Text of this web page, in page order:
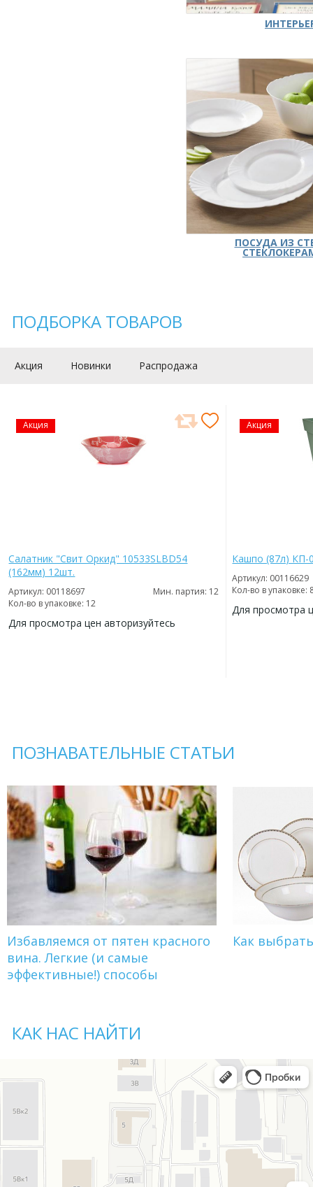
ПОСУДА ИЗ
ПОДБОРКА ТОВАРОВ
Акция Новинки Распродажа
Акция
Салатник "Свит Оркид" 10533SLBD54
(162мм) 12шт.
Артикул: 00118697
Мин. партия: 12
Кол-во в упаковке: 12
Для просмотра цен авторизуйтесь
Акция
Кашпо (87л) КП-
Артикул: 00116629
Кол-во в упаковке:
Для просмотра
ПОЗНАВАТЕЛЬНЫЕ СТАТЬИ
Избавляемся от пятен красного
вина. Легкие (и самые
эффективные!) способы
Как
КАК НАС НАЙТИ